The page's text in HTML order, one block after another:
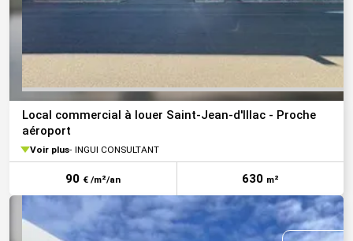
Local commercial à louer Saint-Jean-d'Illac - Proche
aéroport
Voir plus INGUI CONSULTANT
90 € /m²/an 630 m²